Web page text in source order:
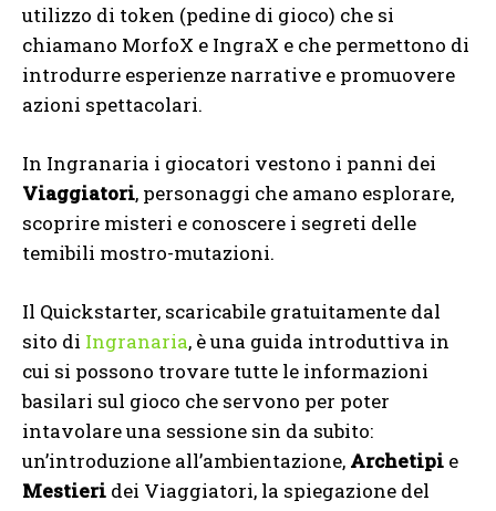
utilizzo di token (pedine di gioco) che si
chiamano MorfoX e IngraX e che permettono di
introdurre esperienze narrative e promuovere
azioni spettacolari.
In Ingranaria i giocatori vestono i panni dei
Viaggiatori, personaggi che amano esplorare,
scoprire misteri e conoscere i segreti delle
temibili mostro-mutazioni.
Il Quickstarter, scaricabile gratuitamente dal
sito di Ingranaria, è una guida introduttiva in
cui si possono trovare tutte le informazioni
basilari sul gioco che servono per poter
intavolare una sessione sin da subito:
un’introduzione all’ambientazione, Archetipi e
Mestieri dei Viaggiatori, la spiegazione del